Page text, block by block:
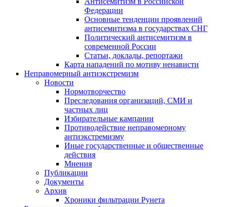
Федерации
Основные тенденции проявлений
антисемитизма в государствах СНГ
Политический антисемитизм в
современной России
Статьи, доклады, репортажи
Карта нападений по мотиву ненависти
Неправомерный антиэкстремизм
Новости
Нормотворчество
Преследования организаций, СМИ и
частных лиц
Избирательные кампании
Противодействие неправомерному
антиэкстремизму
Иные государственные и общественные
действия
Мнения
Публикации
Документы
Архив
Хроники фильтрации Рунета